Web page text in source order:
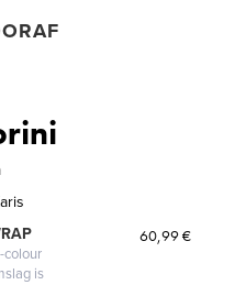
colour
is
60,99 €